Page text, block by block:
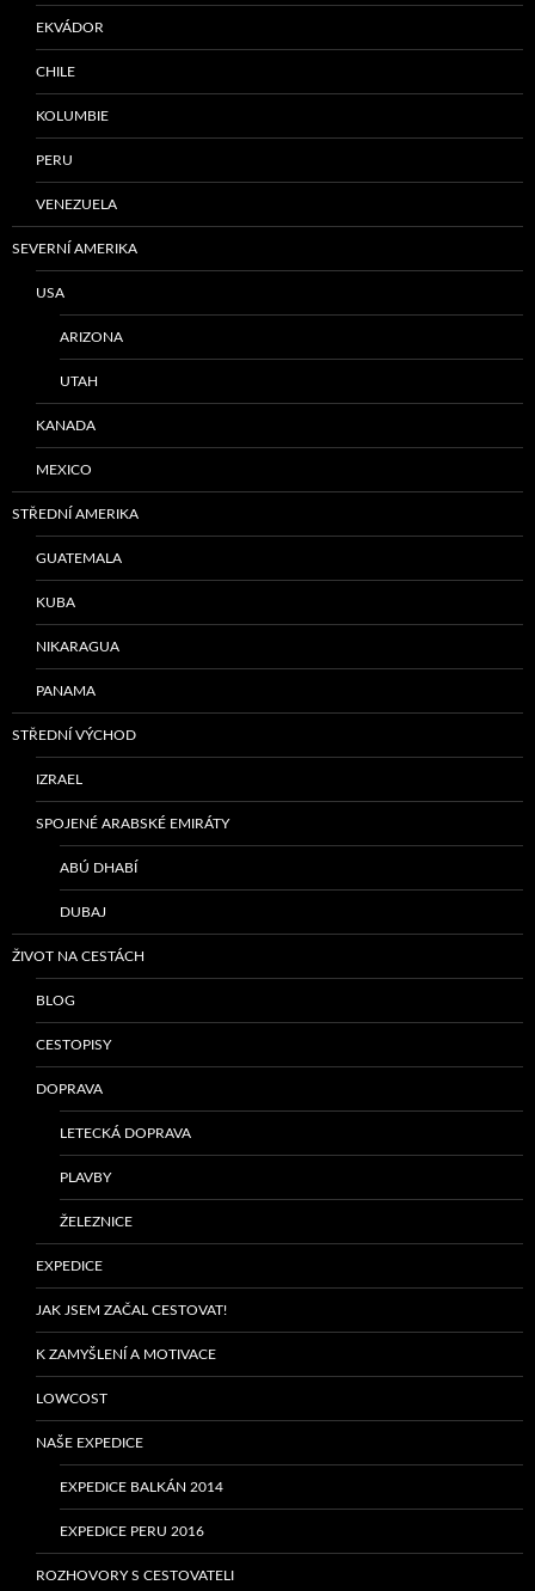
EKVÁDOR
CHILE
KOLUMBIE
PERU
VENEZUELA
SEVERNÍ AMERIKA
USA
ARIZONA
UTAH
KANADA
MEXICO
STŘEDNÍ AMERIKA
GUATEMALA
KUBA
NIKARAGUA
PANAMA
STŘEDNÍ VÝCHOD
IZRAEL
SPOJENÉ ARABSKÉ EMIRÁTY
ABÚ DHABÍ
DUBAJ
ŽIVOT NA CESTÁCH
BLOG
CESTOPISY
DOPRAVA
LETECKÁ DOPRAVA
PLAVBY
ŽELEZNICE
EXPEDICE
JAK JSEM ZAČAL CESTOVAT!
K ZAMYŠLENÍ A MOTIVACE
LOWCOST
NAŠE EXPEDICE
EXPEDICE BALKÁN 2014
EXPEDICE PERU 2016
ROZHOVORY S CESTOVATELI